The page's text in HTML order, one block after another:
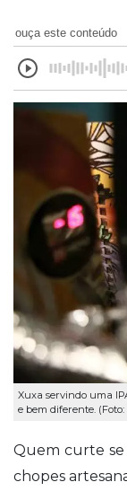
ouça este conteúdo
Xuxa servindo uma
e bem diferente.
Quem curte
chopes